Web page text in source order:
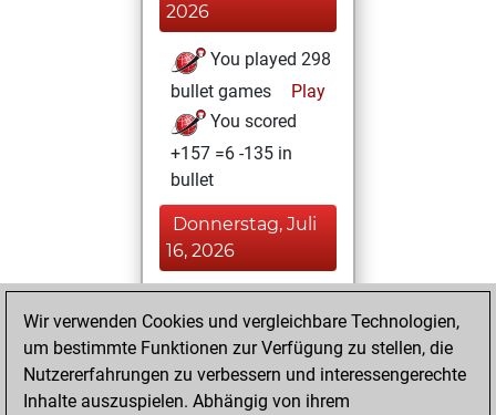
2026
You played 298
bullet games
Play
You scored
+157 =6 -135 in
bullet
Donnerstag, Juli
16, 2026
You played 99
blitz games
Play
You scored +54
=6 -39 in blitz
Wir verwenden Cookies und vergleichbare Technologien,
um bestimmte Funktionen zur Verfügung zu stellen, die
Nutzererfahrungen zu verbessern und interessengerechte
Inhalte auszuspielen. Abhängig von ihrem